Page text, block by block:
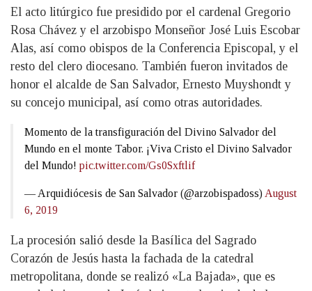
El acto litúrgico fue presidido por el cardenal Gregorio
Rosa Chávez y el arzobispo Monseñor José Luis Escobar
Alas, así como obispos de la Conferencia Episcopal, y el
resto del clero diocesano. También fueron invitados de
honor el alcalde de San Salvador, Ernesto Muyshondt y
su concejo municipal, así como otras autoridades.
Momento de la transfiguración del Divino Salvador del
Mundo en el monte Tabor. ¡Viva Cristo el Divino Salvador
del Mundo! pic.twitter.com/Gs0Sxftlif
— Arquidiócesis de San Salvador (@arzobispadoss) August
6, 2019
La procesión salió desde la Basílica del Sagrado
Corazón de Jesús hasta la fachada de la catedral
metropolitana, donde se realizó «La Bajada», que es